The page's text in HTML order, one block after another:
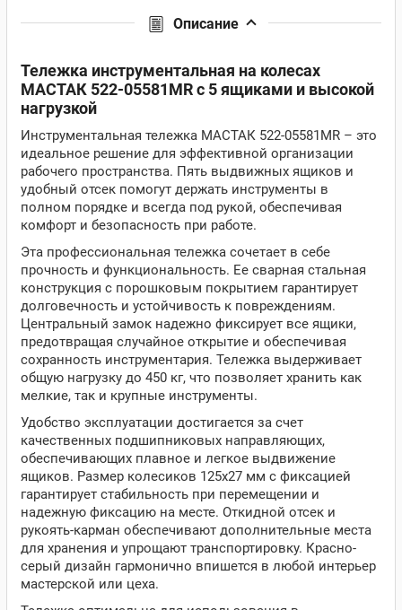
Описание
Тележка инструментальная на колесах
МАСТАК 522-05581MR с 5 ящиками и высокой
нагрузкой
Инструментальная тележка МАСТАК 522-05581MR – это
идеальное решение для эффективной организации
рабочего пространства. Пять выдвижных ящиков и
удобный отсек помогут держать инструменты в
полном порядке и всегда под рукой, обеспечивая
комфорт и безопасность при работе.
Эта профессиональная тележка сочетает в себе
прочность и функциональность. Ее сварная стальная
конструкция с порошковым покрытием гарантирует
долговечность и устойчивость к повреждениям.
Центральный замок надежно фиксирует все ящики,
предотвращая случайное открытие и обеспечивая
сохранность инструментария. Тележка выдерживает
общую нагрузку до 450 кг, что позволяет хранить как
мелкие, так и крупные инструменты.
Удобство эксплуатации достигается за счет
качественных подшипниковых направляющих,
обеспечивающих плавное и легкое выдвижение
ящиков. Размер колесиков 125х27 мм с фиксацией
гарантирует стабильность при перемещении и
надежную фиксацию на месте. Откидной отсек и
рукоять-карман обеспечивают дополнительные места
для хранения и упрощают транспортировку. Красно-
серый дизайн гармонично впишется в любой интерьер
мастерской или цеха.